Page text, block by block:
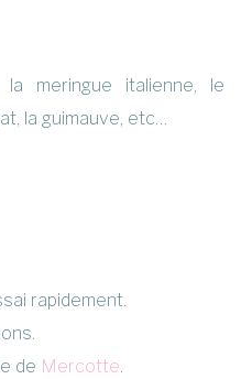
meringue italienne, le
la guimauve, etc…
rapidement.
de Mercotte.